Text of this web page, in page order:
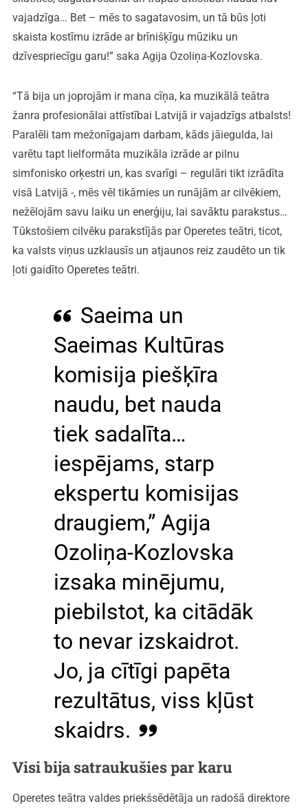
vajadzīga… Bet – mēs to sagatavosim, un tā būs ļoti
skaista kostīmu izrāde ar brīnišķīgu mūziku un
dzīvespriecīgu garu!” saka Agija Ozoliņa-Kozlovska.
“Tā bija un joprojām ir mana cīņa, ka muzikālā teātra
žanra profesionālai attīstībai Latvijā ir vajadzīgs atbalsts!
Paralēli tam mežonīgajam darbam, kāds jāiegulda, lai
varētu tapt lielformāta muzikāla izrāde ar pilnu
simfonisko orķestri un, kas svarīgi – regulāri tikt izrādīta
visā Latvijā -, mēs vēl tikāmies un runājām ar cilvēkiem,
nežēlojām savu laiku un enerģiju, lai savāktu parakstus…
Tūkstošiem cilvēku parakstījās par Operetes teātri, ticot,
ka valsts viņus uzklausīs un atjaunos reiz zaudēto un tik
ļoti gaidīto Operetes teātri.
Saeima un
Saeimas Kultūras
komisija piešķīra
naudu, bet nauda
tiek sadalīta…
iespējams, starp
ekspertu komisijas
draugiem,” Agija
Ozoliņa-Kozlovska
izsaka minējumu,
piebilstot, ka citādāk
to nevar izskaidrot.
Jo, ja cītīgi papēta
rezultātus, viss kļūst
skaidrs.
Visi bija satraukušies par karu
Operetes teātra valdes priekšsēdētāja un radošā direktore